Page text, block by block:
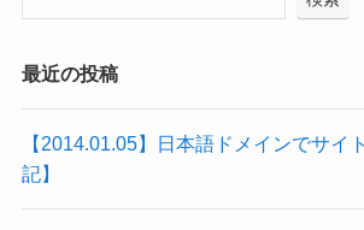
最近の投稿
【2014.01.05】日本語ドメインでサイ
記】